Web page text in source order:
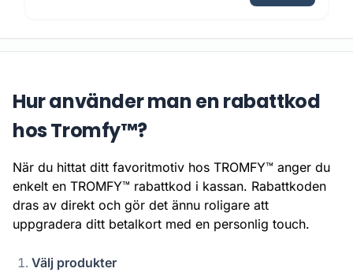
Hur använder man en rabattkod
hos Tromfy™?
När du hittat ditt favoritmotiv hos TROMFY™ anger du
enkelt en TROMFY™ rabattkod i kassan. Rabattkoden
dras av direkt och gör det ännu roligare att
uppgradera ditt betalkort med en personlig touch.
Välj produkter